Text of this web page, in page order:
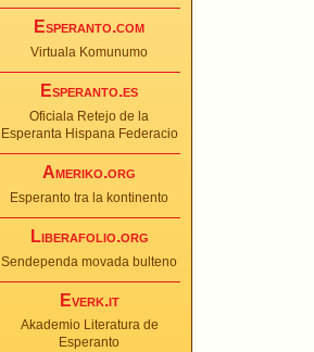
Esperanto.com
Virtuala Komunumo
Esperanto.es
Oficiala Retejo de la
Esperanta Hispana Federacio
Ameriko.org
Esperanto tra la kontinento
Liberafolio.org
Sendependa movada bulteno
Everk.it
Akademio Literatura de
Esperanto